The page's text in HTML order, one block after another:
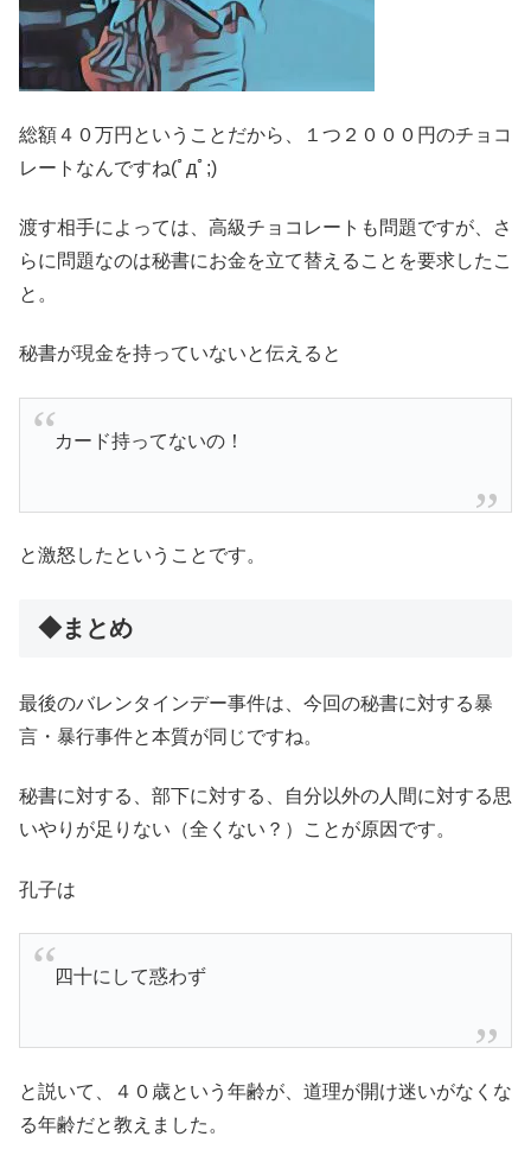
総額４０万円ということだから、１つ２０００円のチョコ
レートなんですね(ﾟдﾟ;)
渡す相手によっては、高級チョコレートも問題ですが、さ
らに問題なのは秘書にお金を立て替えることを要求したこ
と。
秘書が現金を持っていないと伝えると
カード持ってないの！
と激怒したということです。
◆まとめ
最後のバレンタインデー事件は、今回の秘書に対する暴
言・暴行事件と本質が同じですね。
秘書に対する、部下に対する、自分以外の人間に対する思
いやりが足りない（全くない？）ことが原因です。
孔子は
四十にして惑わず
と説いて、４０歳という年齢が、道理が開け迷いがなくな
る年齢だと教えました。